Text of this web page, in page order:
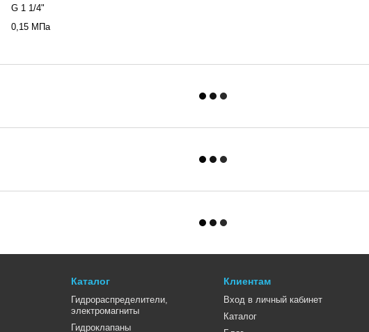
G 1 1/4"
0,15 МПа
Каталог
Гидрораспределители,
электромагниты
Гидроклапаны
Клиентам
Вход в личный кабинет
Каталог